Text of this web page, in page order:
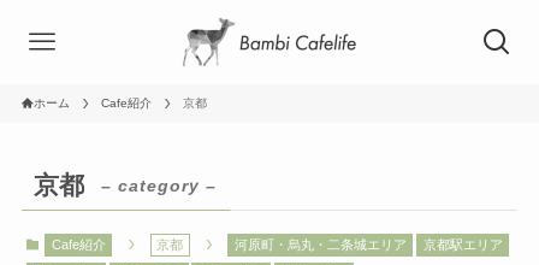
ホーム Cafe紹介 京都
京都 – category –
Cafe紹介 京都 河原町・烏丸・二条城エリア 京都駅エリア